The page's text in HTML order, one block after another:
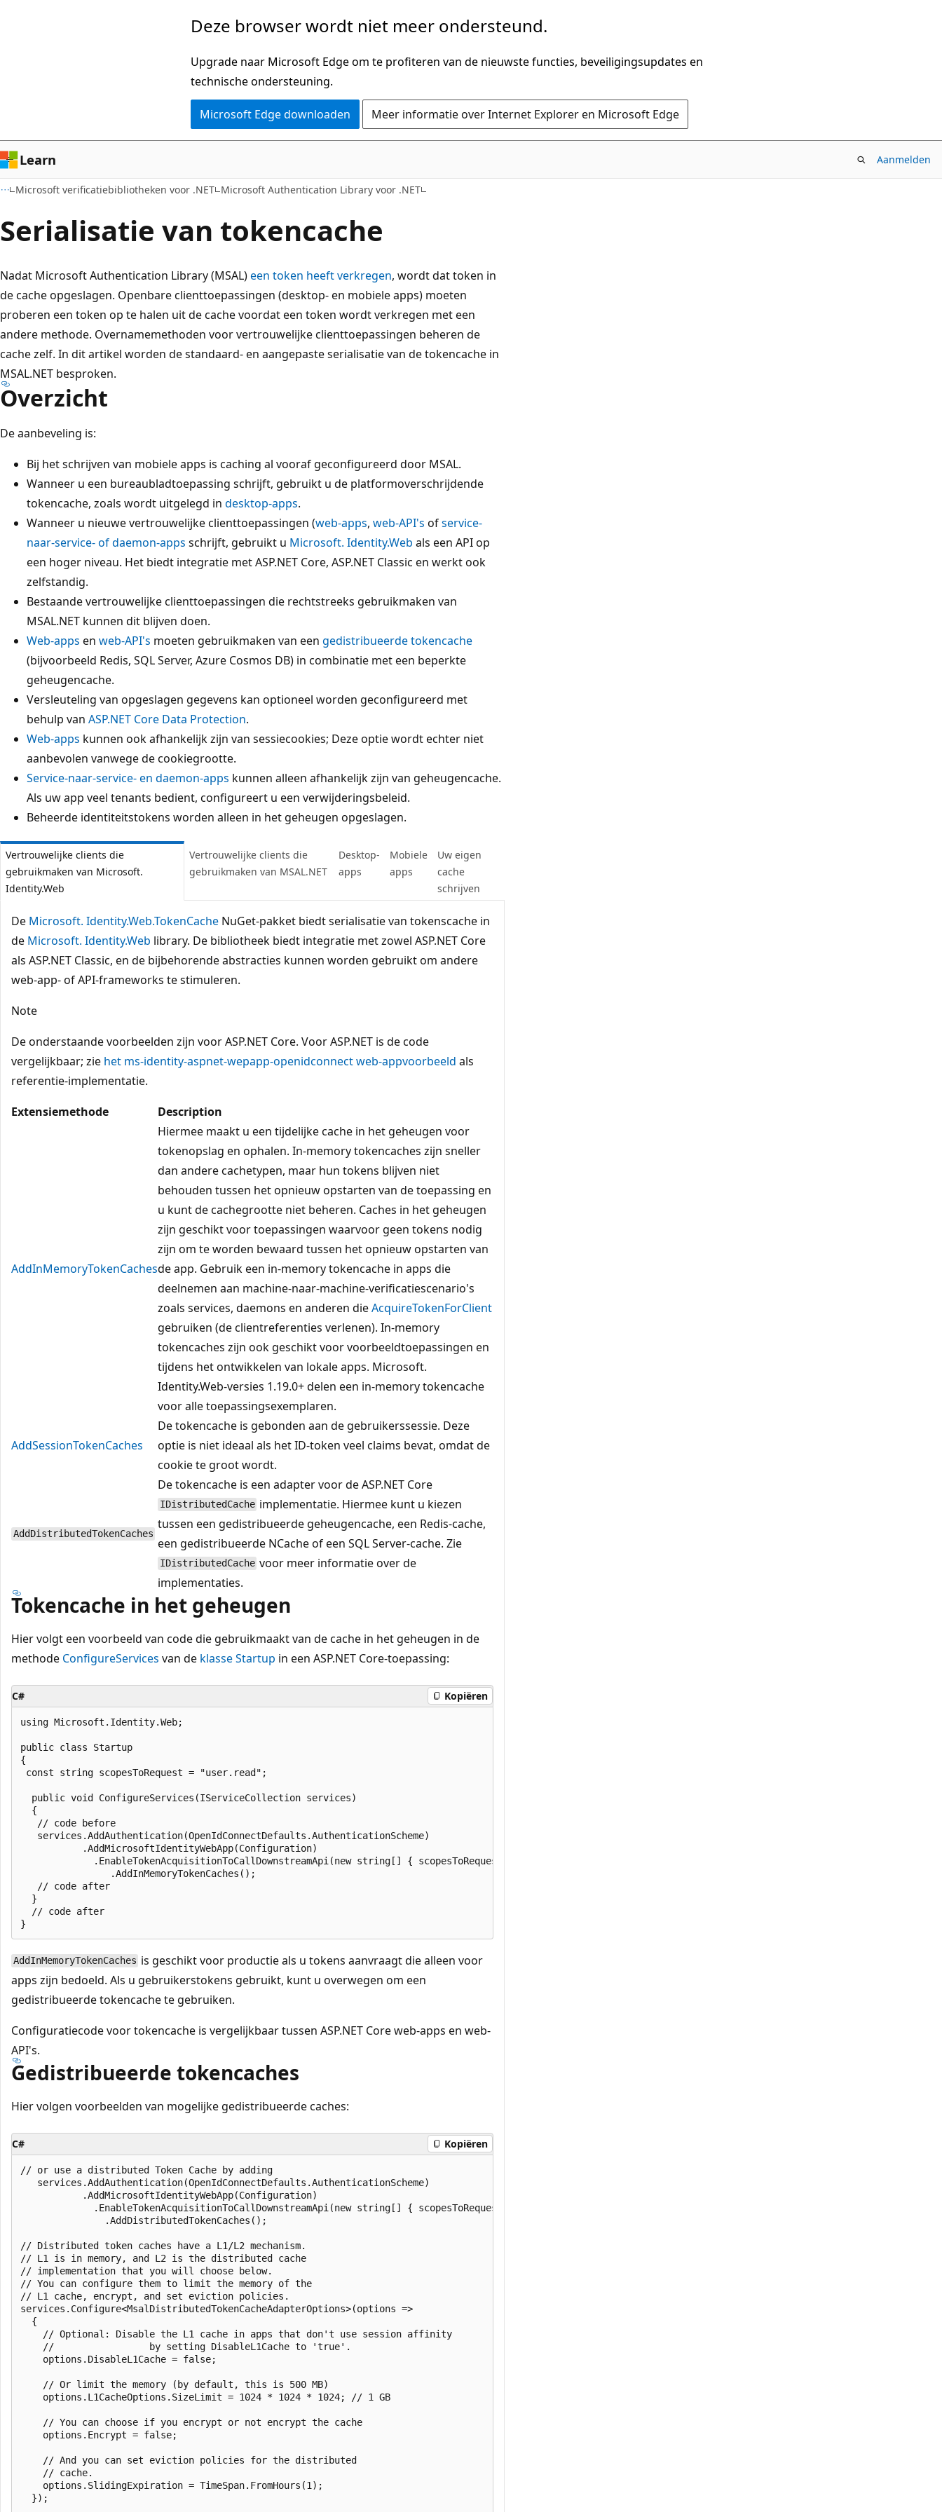
Deze browser wordt niet meer ondersteund.
Upgrade naar Microsoft Edge om te profiteren van de nieuwste functies, beveiligingsupdates en
technische ondersteuning.
Microsoft Edge downloaden Meer informatie over Internet Explorer en Microsoft Edge
Learn Aanmelden
Microsoft verificatiebibliotheken voor .NET Microsoft Authentication Library voor .NET
Serialisatie van tokencache
Nadat Microsoft Authentication Library (MSAL)een token heeft verkregen, wordt dat token in
de cache opgeslagen. Openbare clienttoepassingen (desktop- en mobiele apps) moeten
proberen een token op te halen uit de cache voordat een token wordt verkregen met een
andere methode. Overnamemethoden voor vertrouwelijke clienttoepassingen beheren de
cache zelf. In dit artikel worden de standaard- en aangepaste serialisatie van de tokencache in
MSAL.NET besproken.
Overzicht
De aanbeveling is:
Bij het schrijven van mobiele apps is caching al vooraf geconfigureerd door MSAL.
Wanneer u een bureaubladtoepassing schrijft, gebruikt u de platformoverschrijdende
tokencache, zoals wordt uitgelegd in desktop-apps.
Wanneer u nieuwe vertrouwelijke clienttoepassingen (web-apps, web-API's ofservice-
naar-service- of daemon-apps schrijft, gebruikt u Microsoft. Identity.Web als een API op
een hoger niveau. Het biedt integratie met ASP.NET Core, ASP.NET Classic en werkt ook
zelfstandig.
Bestaande vertrouwelijke clienttoepassingen die rechtstreeks gebruikmaken van
MSAL.NET kunnen dit blijven doen.
Web-apps en web-API's moeten gebruikmaken van een gedistribueerde tokencache
(bijvoorbeeld Redis, SQL Server, Azure Cosmos DB) in combinatie met een beperkte
geheugencache.
Versleuteling van opgeslagen gegevens kan optioneel worden geconfigureerd met
behulp van ASP.NET Core Data Protection.
Web-apps kunnen ook afhankelijk zijn van sessiecookies; Deze optie wordt echter niet
aanbevolen vanwege de cookiegrootte.
Service-naar-service- en daemon-apps kunnen alleen afhankelijk zijn van geheugencache.
Als uw app veel tenants bedient, configureert u een verwijderingsbeleid.
Beheerde identiteitstokens worden alleen in het geheugen opgeslagen.
Vertrouwelijke clients die
gebruikmaken van Microsoft.
Identity.Web
Vertrouwelijke clients die
gebruikmaken van MSAL.NET
Desktop-
apps
Mobiele
apps
Uw eigen
cache
schrijven
De Microsoft. Identity.Web.TokenCache NuGet-pakket biedt serialisatie van tokenscache in
de Microsoft. Identity.Web library. De bibliotheek biedt integratie met zowel ASP.NET Core
als ASP.NET Classic, en de bijbehorende abstracties kunnen worden gebruikt om andere
web-app- of API-frameworks te stimuleren.
Note
De onderstaande voorbeelden zijn voor ASP.NET Core. Voor ASP.NET is de code
vergelijkbaar; zie het ms-identity-aspnet-wepapp-openidconnectweb-appvoorbeeld als
referentie-implementatie.
Extensiemethode
Description
AddInMemoryTokenCaches
Hiermee maakt u een tijdelijke cache in het geheugen voor
tokenopslag en ophalen. In-memory tokencaches zijn sneller
dan andere cachetypen, maar hun tokens blijven niet
behouden tussen het opnieuw opstarten van de toepassing en
u kunt de cachegrootte niet beheren. Caches in het geheugen
zijn geschikt voor toepassingen waarvoor geen tokens nodig
zijn om te worden bewaard tussen het opnieuw opstarten van
de app. Gebruik een in-memory tokencache in apps die
deelnemen aan machine-naar-machine-verificatiescenario's
zoals services, daemons en anderen dieAcquireTokenForClient
gebruiken (de clientreferenties verlenen). In-memory
tokencaches zijn ook geschikt voor voorbeeldtoepassingen en
tijdens het ontwikkelen van lokale apps. Microsoft.
Identity.Web-versies 1.19.0+ delen een in-memory tokencache
voor alle toepassingsexemplaren.
AddSessionTokenCaches
De tokencache is gebonden aan de gebruikerssessie. Deze
optie is niet ideaal als het ID-token veel claims bevat, omdat de
cookie te groot wordt.
AddDistributedTokenCaches
De tokencache is een adapter voor de ASP.NET Core
IDistributedCache implementatie. Hiermee kunt u kiezen
tussen een gedistribueerde geheugencache, een Redis-cache,
een gedistribueerde NCache of een SQL Server-cache. Zie
IDistributedCache voor meer informatie over de
implementaties.
Tokencache in het geheugen
Hier volgt een voorbeeld van code die gebruikmaakt van de cache in het geheugen in de
methode ConfigureServices van de klasse Startup in een ASP.NET Core-toepassing:
C# Kopiëren
using Microsoft.Identity.Web;
public class Startup
{
const string scopesToRequest = "user.read";
  public void ConfigureServices(IServiceCollection services)
  {
   // code before
   services.AddAuthentication(OpenIdConnectDefaults.AuthenticationScheme)
           .AddMicrosoftIdentityWebApp(Configuration)
             .EnableTokenAcquisitionToCallDownstreamApi(new string[] { scopesToRequest })
                .AddInMemoryTokenCaches();
   // code after
  }
  // code after
AddInMemoryTokenCaches is geschikt voor productie als u tokens aanvraagt die alleen voor
apps zijn bedoeld. Als u gebruikerstokens gebruikt, kunt u overwegen om een
gedistribueerde tokencache te gebruiken.
Configuratiecode voor tokencache is vergelijkbaar tussen ASP.NET Core web-apps en web-
API's.
Gedistribueerde tokencaches
Hier volgen voorbeelden van mogelijke gedistribueerde caches:
C# Kopiëren
// or use a distributed Token Cache by adding
   services.AddAuthentication(OpenIdConnectDefaults.AuthenticationScheme)
           .AddMicrosoftIdentityWebApp(Configuration)
             .EnableTokenAcquisitionToCallDownstreamApi(new string[] { scopesToRequest }
               .AddDistributedTokenCaches();
// Distributed token caches have a L1/L2 mechanism.
// L1 is in memory, and L2 is the distributed cache
// implementation that you will choose below.
// You can configure them to limit the memory of the
// L1 cache, encrypt, and set eviction policies.
services.Configure<MsalDistributedTokenCacheAdapterOptions>(options =>
  {
    // Optional: Disable the L1 cache in apps that don't use session affinity
    //                 by setting DisableL1Cache to 'true'.
    options.DisableL1Cache = false;
    // Or limit the memory (by default, this is 500 MB)
    options.L1CacheOptions.SizeLimit = 1024 * 1024 * 1024; // 1 GB
    // You can choose if you encrypt or not encrypt the cache
    options.Encrypt = false;
    // And you can set eviction policies for the distributed
    // cache.
    options.SlidingExpiration = TimeSpan.FromHours(1);
  });